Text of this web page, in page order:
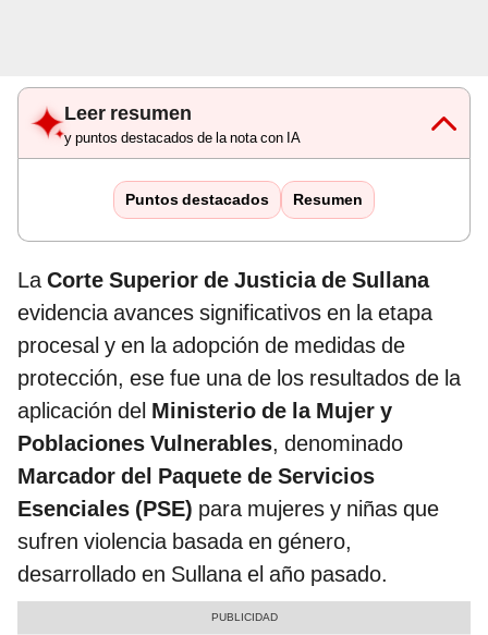
Leer resumen
y puntos destacados de la nota con IA
Puntos destacados Resumen
LaCorte Superior de Justicia de Sullana
evidencia avances significativos en la etapa
procesal y en la adopción de medidas de
protección, ese fue una de los resultados de la
aplicación del Ministerio de la Mujer y
Poblaciones Vulnerables, denominado
Marcador del Paquete de Servicios
Esenciales (PSE) para mujeres y niñas que
sufren violencia basada en género,
desarrollado en Sullana el año pasado.